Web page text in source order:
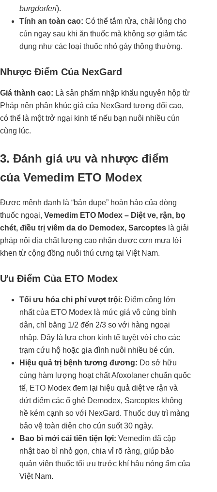
burgdorferi).
Tính an toàn cao: Có thể tắm rửa, chải lông cho
cún ngay sau khi ăn thuốc mà không sợ giảm tác
dụng như các loại thuốc nhỏ gáy thông thường.
Nhược Điểm Của NexGard
Giá thành cao: Là sản phẩm nhập khẩu nguyên hộp từ
Pháp nên phân khúc giá của NexGard tương đối cao,
có thể là một trở ngại kinh tế nếu bạn nuôi nhiều cún
cùng lúc.
3. Đánh giá ưu và nhược điểm
của Vemedim ETO Modex
Được mệnh danh là “bản dupe” hoàn hảo của dòng
thuốc ngoại, Vemedim ETO Modex – Diệt ve, rận, bọ
chét, điều trị viêm da do Demodex, Sarcoptes là giải
pháp nội địa chất lượng cao nhận được cơn mưa lời
khen từ cộng đồng nuôi thú cưng tại Việt Nam.
Ưu Điểm Của ETO Modex
Tối ưu hóa chi phí vượt trội: Điểm cộng lớn
nhất của ETO Modex là mức giá vô cùng bình
dân, chỉ bằng 1/2 đến 2/3 so với hàng ngoại
nhập. Đây là lựa chọn kinh tế tuyệt vời cho các
trạm cứu hộ hoặc gia đình nuôi nhiều bé cún.
Hiệu quả trị bệnh tương đương: Do sở hữu
cùng hàm lượng hoạt chất Afoxolaner chuẩn quốc
tế, ETO Modex đem lại hiệu quả diệt ve rận và
dứt điểm các ổ ghẻ Demodex, Sarcoptes không
hề kém cạnh so với NexGard. Thuốc duy trì màng
bảo vệ toàn diện cho cún suốt 30 ngày.
Bao bì mới cải tiến tiện lợi: Vemedim đã cập
nhật bao bì nhỏ gọn, chia vỉ rõ ràng, giúp bảo
quản viên thuốc tối ưu trước khí hậu nóng ẩm của
Việt Nam.